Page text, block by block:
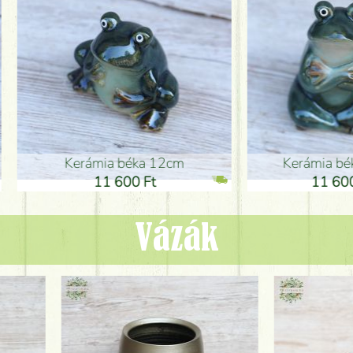
béka 12cm
600 Ft
Kerámia béka 12cm
11 600 Ft
Vázák